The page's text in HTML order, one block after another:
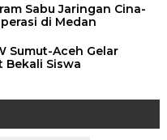
Sabu Jaringan Cina-
di Medan
Sumut-Aceh Gelar
Bekali Siswa